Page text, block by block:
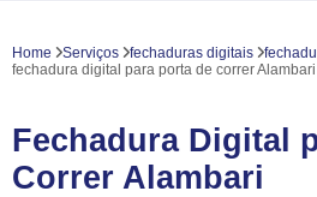
Home Serviços fechaduras digitais
fechadura digital para porta de correr Alambari
Fechadura Digital
Correr Alambari